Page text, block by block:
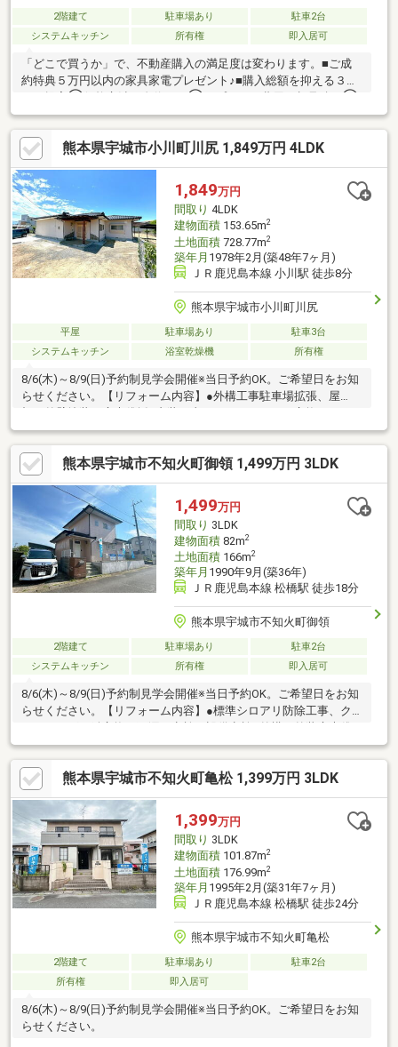
2階建て 駐車場あり
駐車2台
システムキッチン
所有権 即入居可
「どこで買うか」で、不動産購入の満足度は変わります。■ご成
約特典５万円以内の家具家電プレゼント♪■購入総額を抑える３つ
提携銀行多数で金利を安く＼３００万円以上差がでることも！／
他社様のお見積り後でもご相談歓迎！最安値をお約束します◎■
熊本県全域の内覧ツアー・他社掲載物件もまとめてご案内・全種
別を窓口ひとつで比較・内覧■九州No.1の実績・ハウスドゥ全国
大会2025九州エリア売買件数・売上高１位・Google口コミランキ
ング「熊本県 不動産売買」１位
熊本県宇城市小川町川尻 1,849万円 4LDK
1,849万円
間取り 4LDK
建物面積153.65m2
土地面積728.77m2
築年月 1978年2月(築48年7ヶ月)
ＪＲ鹿児島本線 小川駅 徒歩8分
熊本県宇城市小川町川尻
平屋 駐車場あり
駐車3台
システムキッチン
浴室乾燥機 所有権
8/6(木)～8/9(日)予約制見学会開催※当日予約OK。ご希望日をお知
らせください。【リフォーム内容】●外構工事駐車場拡張、屋
ットバス交換、温水洗浄便座トイレ交換、洗面化粧台交換、クロ
ス張替え、畳表替え、クッションフロア張替え、インターホン設
置、火災警報器設置、照明LED交換【おすすめポイント】・雨漏
り、構造上主要な部分の欠陥や・腐食、給排水管の故障や漏水に
ついてお引渡しより２年間保証・シロアリ防除工事施工後5年間保
証・返済額や融資可能額など、お客様のご希望にあわせてご提
案。住宅ローンが初めての方でもお気
熊本県宇城市不知火町御領 1,499万円 3LDK
1,499万円
間取り 3LDK
建物面積82m2
土地面積166m2
築年月 1990年9月(築36年)
ＪＲ鹿児島本線 松橋駅 徒歩18分
熊本県宇城市不知火町御領
2階建て 駐車場あり
駐車2台
システムキッチン
所有権 即入居可
8/6(木)～8/9(日)予約制見学会開催※当日予約OK。ご希望日をお知
らせください。【リフォーム内容】●標準シロアリ防除工事、ク
採●水回りシステムキッチン交換、ユニットバス交換、トイレ交
換、洗面化粧台交換●内装シューズボックス交換、クロス張替
え、畳表替え●その他設備インターホン設置、火災警報器設置、
照明器具交換【おすすめポイント】・本物件は条件により住宅ロ
ーン減税が適用されます。・シロアリ防除工事施工後5年間保証・
お客様に合わせたローンの組み方や金融機関をご提案。住宅ロー
ンが初めての方でもお
熊本県宇城市不知火町亀松 1,399万円 3LDK
1,399万円
間取り 3LDK
建物面積101.87m2
土地面積176.99m2
築年月 1995年2月(築31年7ヶ月)
ＪＲ鹿児島本線 松橋駅 徒歩24分
熊本県宇城市不知火町亀松
2階建て 駐車場あり
駐車2台
所有権
即入居可
8/6(木)～8/9(日)予約制見学会開催※当日予約OK。ご希望日をお知
らせください。